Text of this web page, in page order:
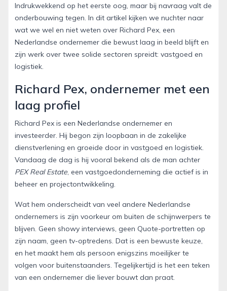
Indrukwekkend op het eerste oog, maar bij navraag valt de
onderbouwing tegen. In dit artikel kijken we nuchter naar
wat we wel en niet weten over Richard Pex, een
Nederlandse ondernemer die bewust laag in beeld blijft en
zijn werk over twee solide sectoren spreidt: vastgoed en
logistiek.
Richard Pex, ondernemer met een
laag profiel
Richard Pex is een Nederlandse ondernemer en
investeerder. Hij begon zijn loopbaan in de zakelijke
dienstverlening en groeide door in vastgoed en logistiek.
Vandaag de dag is hij vooral bekend als de man achter
PEX Real Estate, een vastgoedonderneming die actief is in
beheer en projectontwikkeling.
Wat hem onderscheidt van veel andere Nederlandse
ondernemers is zijn voorkeur om buiten de schijnwerpers te
blijven. Geen showy interviews, geen Quote-portretten op
zijn naam, geen tv-optredens. Dat is een bewuste keuze,
en het maakt hem als persoon enigszins moeilijker te
volgen voor buitenstaanders. Tegelijkertijd is het een teken
van een ondernemer die liever bouwt dan praat.